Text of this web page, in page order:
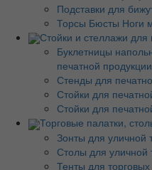
Подставки для
Торсы Бюсты Ноги
Стойки и стеллажи для
Буклетницы
печатной продукции
Стенды для
Стойки для
Стойки для
Торговые палатки,
Зонты для уличной
Столы для уличной
Тенты для